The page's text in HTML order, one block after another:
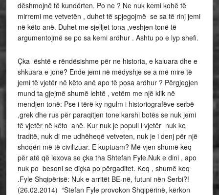
dëshmojnë të kundërten. Po ne ? Ne nuk kemi kohë të
mirremi me vetvetën , duhet të spjegojmë se sa të rinj jemi
në këto anë. Duhet me sjelljet tona ,veshjen tonë të
argumentojmë se po sa kemi ardhur . Ashtu po e lyp shefi.
Çka është e rëndësishme për ne historia, e kaluara dhe e
shkuara e jonë? Ende jemi në mëdyshje se a më mire të
jemi të vjetër në këto anë apo të posa ardhur ? Përgjegjen
mund ta gjejmë shumë lehtë , vetëm me një klik në
mendjen tonë: Pse i tërë ky ngulm i historiografëve serbë
,grek dhe rus për paraqitjen tone karshi botës se nuk jemi
të vjetër në këto anë. Kur nuk je popull i vjetër nuk ke
traditë, nuk di me udhëheqë vetveten, nuk je i denj për një
shoqëri më të civilizuar. E kuptuam? Më vjen shumë keq
për atë që lexova se çka tha Shtefan Fyle.Nuk e dini , apo
nuk po besoni se diçka po përgaditet. Keq , shumë keq
.Fyle Shqipërisë: Nuk e arritët BE-në, futuni nën Serbi?!
(26.02.2014) “Stefan Fyle provokon Shqipërinë, kërkon